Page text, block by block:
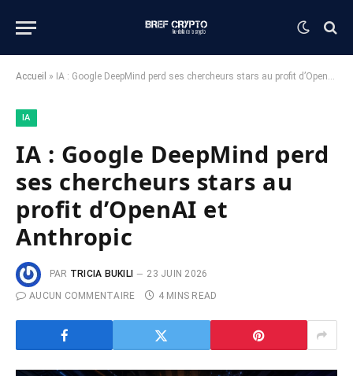
Accueil » IA : Google DeepMind perd ses chercheurs stars au profit d’OpenAI et Anthropic
IA
IA : Google DeepMind perd
ses chercheurs stars au
profit d’OpenAI et
Anthropic
PAR TRICIA BUKILI
23 JUIN 2026
AUCUN COMMENTAIRE
4 MINS READ